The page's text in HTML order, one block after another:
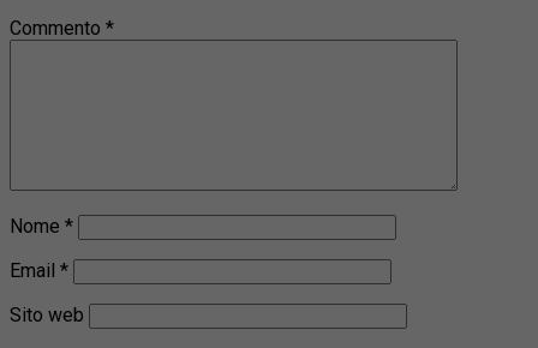
Commento *
Nome *
Email *
Sito web